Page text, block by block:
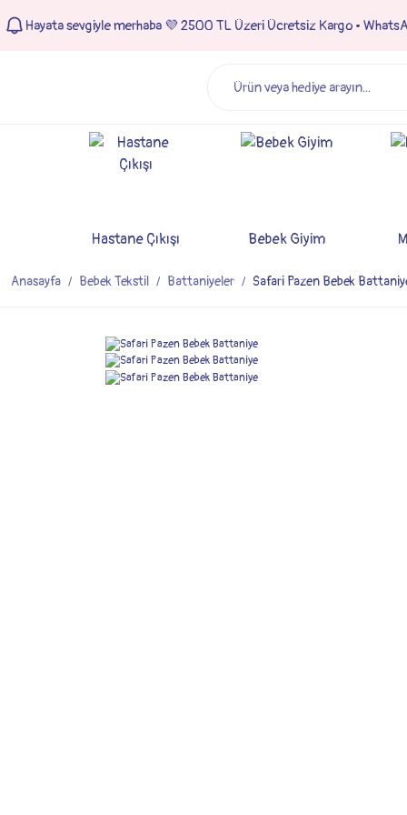
Hayata sevgiyle merhaba 💜 2500 TL Üzeri Ücretsiz Kargo •
Hastane Çıkışı Bebek Giyim
Anasayfa Bebek Tekstil Battaniyeler Safari Pazen Bebek